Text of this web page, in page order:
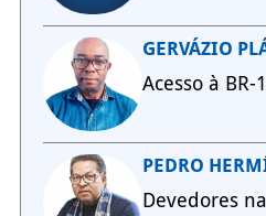
GERVÁZIO
Acesso à
PEDRO
Devedores